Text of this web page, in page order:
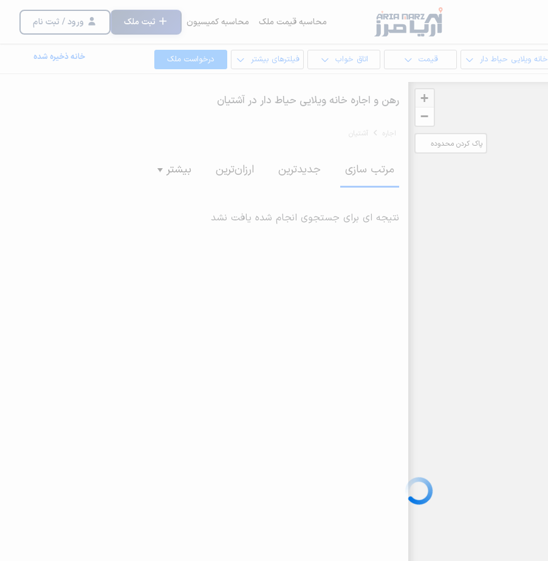
محاسبه قیمت ملک محاسبه کمیسیون ثبت ملک ورود / ثبت نام
خانه ویلایی حیاط دار قیمت اتاق خواب فیلترهای بیشتر درخواست ملک خانه ذخیره شده
+
−
پاک کردن محدوده
رهن و اجاره خانه ویلایی حیاط دار در آشتیان
اجاره آشتیان
مرتب سازی جدیدترین ارزان‌ترین بیشتر
نتیجه ای برای جستجوی انجام شده یافت نشد